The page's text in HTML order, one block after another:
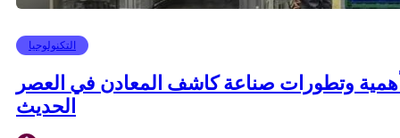
التكنولوجيا
وتطورات صناعة كاشف المعادن في العصر
الحديث